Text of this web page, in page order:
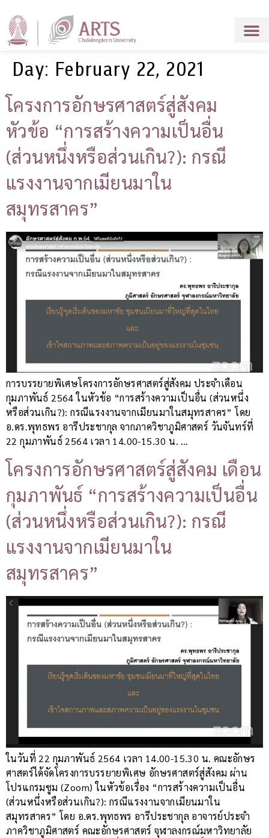
Day: February 22, 2021
โครงการอักษรศาสตร์สู่สังคม
หัวข้อ “การสร้างความเป็นอื่น
(ส่วนหนึ่งหรือส่วนเกิน?): กรณี
แรงงานจากเมียนมาใน
สมุทรสาคร”
การบรรยายพิเศษโครงการอักษรศาสตร์สู่สังคม ประจำเดือน
กุมภาพันธ์ 2564 ในหัวข้อ “การสร้างความเป็นอื่น (ส่วนหนึ่ง
หรือส่วนเกิน?): กรณีแรงงานจากเมียนมาในสมุทรสาคร” โดย
อ.ดร.พุทธพร อารีประชากุล จากภาควิชาภูมิศาสตร์ วันจันทร์ที่
22 กุมภาพันธ์ 2564 เวลา 14.00-15.30 น. …
โครงการอักษรศาสตร์สู่สังคม เดือน
กุมภาพันธ์ “การสร้างความเป็นอื่น
(ส่วนหนึ่งหรือส่วนเกิน?): กรณี
แรงงานจากเมียนมาใน
สมุทรสาคร”
ในวันที่ 22 กุมภาพันธ์ 2564 เวลา 14.00-15.30 น. คณะอักษร
ศาสตร์ได้จัดโครงการบรรยายพิเศษ อักษรศาสตร์สู่สังคม ผ่าน
โปรแกรมซูม (Zoom) ในหัวข้อเรื่อง “การสร้างความเป็นอื่น
(ส่วนหนึ่งหรือส่วนเกิน?): กรณีแรงงานจากเมียนมาใน
สมุทรสาคร” โดย อ.ดร.พุทธพร อารีประชากุล อาจารย์ประจำ
ภาควิชาภูมิศาสตร์ คณะอักษรศาสตร์ จุฬาลงกรณ์มหาวิทยาลัย